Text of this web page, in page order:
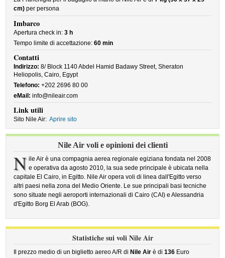
cm) per persona
Imbarco
Apertura check in:3 h
Tempo limite di accettazione:60 min
Contatti
Indirizzo: 8/ Block 1140 Abdel Hamid Badawy Street, Sheraton
Heliopolis, Cairo, Egypt
Telefono: +202 2696 80 00
eMail: info@nileair.com
Link utili
Sito Nile Air: Aprire sito
Nile Air voli e opinioni dei clienti
N ile Air è una compagnia aerea regionale egiziana fondata nel 2008
e operativa da agosto 2010, la sua sede principale è ubicata nella
capitale El Cairo, in Egitto. Nile Air opera voli di linea dall'Egitto verso
altri paesi nella zona del Medio Oriente. Le sue principali basi tecniche
sono situate negli aeroporti internazionali di Cairo (CAI) e Alessandria
d'Egitto Borg El Arab (BOG).
Statistiche sui voli Nile Air
Il prezzo medio di un biglietto aereo A/R di Nile Air è di136 Euro